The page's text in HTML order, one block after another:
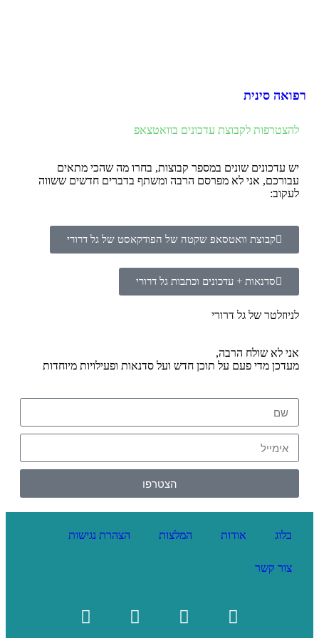
רפואה סינית
להצטרפות לקבוצת עדכונים בוואטצאפ
יש עדכונים שונים במספר קבוצות, בחרו מה שהכי מתאים
עבורכם, אני לא מפרסם הרבה ומשתף בדברים חדשים ששווה
לעקוב:
קבוצת וואטסאפ שקטה של הפודקאסט של גל דרורי
סדנאות + עדכונים וכתבות גל דרורי
לניוזלטר של גל דרורי
אני לא שולח הרבה,
מעדכן מדי פעם על תוכן חדש ועל סדנאות ופעילויות מיוחדות
הצטרפו
בלוג אודות המלצות הצהרת נגישות
צור קשר